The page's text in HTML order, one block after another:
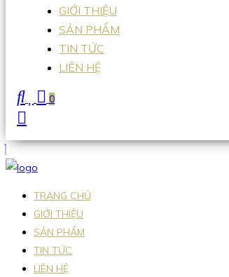
GIỚI THIỆU
SẢN PHẨM
TIN TỨC
LIÊN HỆ
0
TRANG CHỦ
GIỚI THIỆU
SẢN PHẨM
TIN TỨC
LIÊN HỆ